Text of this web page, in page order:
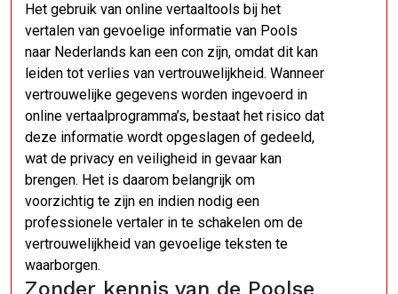
Het gebruik van online vertaaltools bij het
vertalen van gevoelige informatie van Pools
naar Nederlands kan een con zijn, omdat dit kan
leiden tot verlies van vertrouwelijkheid. Wanneer
vertrouwelijke gegevens worden ingevoerd in
online vertaalprogramma’s, bestaat het risico dat
deze informatie wordt opgeslagen of gedeeld,
wat de privacy en veiligheid in gevaar kan
brengen. Het is daarom belangrijk om
voorzichtig te zijn en indien nodig een
professionele vertaler in te schakelen om de
vertrouwelijkheid van gevoelige teksten te
waarborgen.
Zonder kennis van de Poolse